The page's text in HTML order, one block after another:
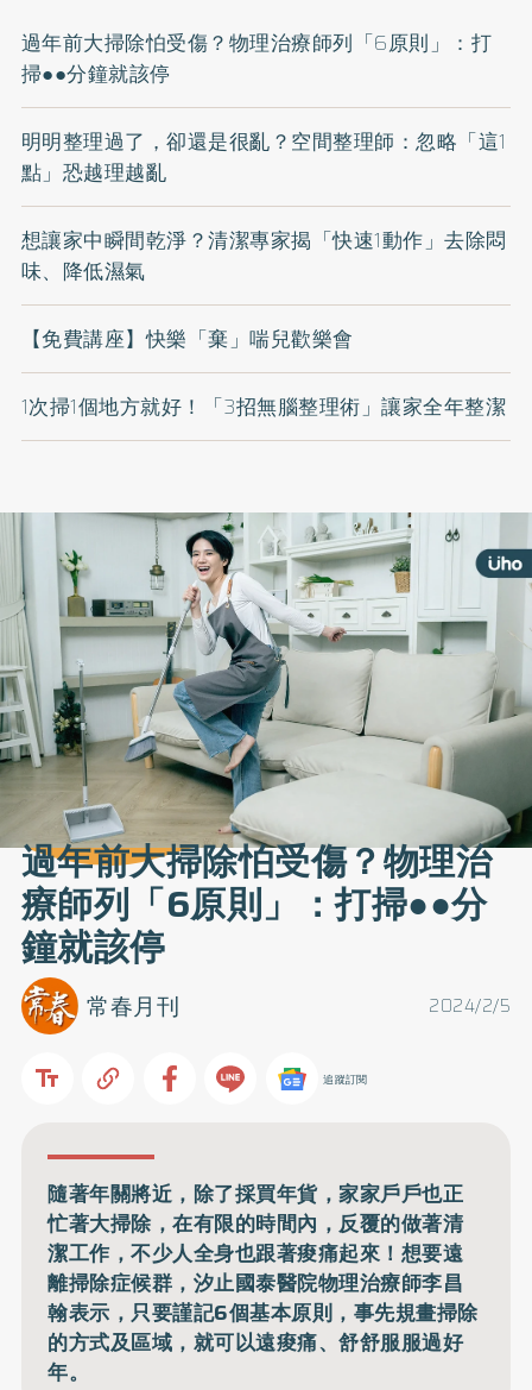
過年前大掃除怕受傷？物理治療師列「6原則」：打
掃●●分鐘就該停
明明整理過了，卻還是很亂？空間整理師：忽略「這1
點」恐越理越亂
想讓家中瞬間乾淨？清潔專家揭「快速1動作」去除悶
味、降低濕氣
【免費講座】快樂「棄」喘兒歡樂會
1次掃1個地方就好！「3招無腦整理術」讓家全年整潔
過年前大掃除怕受傷？物理治
療師列「6原則」：打掃●●分
鐘就該停
2024/2/5
常春月刊
追蹤訂閱
隨著年關將近，除了採買年貨，家家戶戶也正
忙著大掃除，在有限的時間內，反覆的做著清
潔工作，不少人全身也跟著痠痛起來！想要遠
離掃除症候群，汐止國泰醫院物理治療師李昌
翰表示，只要謹記6個基本原則，事先規畫掃除
的方式及區域，就可以遠痠痛、舒舒服服過好
年。